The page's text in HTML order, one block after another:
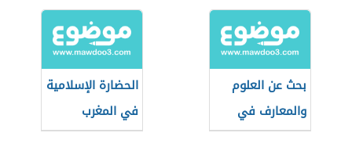
بحث عن العلوم
والمعارف في
الحضارة الإسلامية
الحضارة الإسلامية
في المغرب
العربي